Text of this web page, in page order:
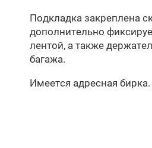
Подкладка закреплена
дополнительно
лентой, а также
багажа.
Имеется адресная бирка.